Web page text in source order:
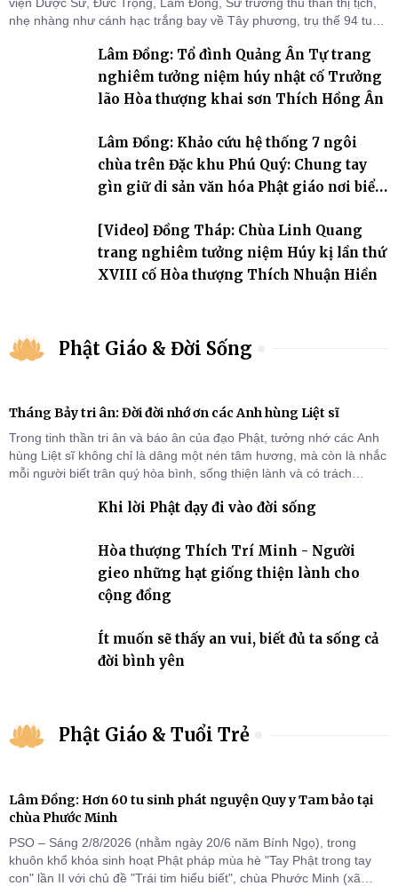
nhẹ nhàng như cánh hạc trắng bay về Tây phương, trụ thế 94 tuổi
Lâm Đồng: Tổ đình Quảng Ân Tự trang
nghiêm tưởng niệm húy nhật cố Trưởng
lão Hòa thượng khai sơn Thích Hồng Ân
Lâm Đồng: Khảo cứu hệ thống 7 ngôi
chùa trên Đặc khu Phú Quý: Chung tay
gìn giữ di sản văn hóa Phật giáo nơi biển
[Video] Đồng Tháp: Chùa Linh Quang
trang nghiêm tưởng niệm Húy kị lần thứ
XVIII cố Hòa thượng Thích Nhuận Hiền
Phật Giáo & Đời Sống
Tháng Bảy tri ân: Đời đời nhớ ơn các Anh hùng Liệt sĩ
Trong tinh thần tri ân và báo ân của đạo Phật, tưởng nhớ các Anh
hùng Liệt sĩ không chỉ là dâng một nén tâm hương, mà còn là nhắc
mỗi người biết trân quý hòa bình, sống thiện lành và có trách
Khi lời Phật dạy đi vào đời sống
Hòa thượng Thích Trí Minh - Người
gieo những hạt giống thiện lành cho
cộng đồng
Ít muốn sẽ thấy an vui, biết đủ ta sống cả
đời bình yên
Phật Giáo & Tuổi Trẻ
Lâm Đồng: Hơn 60 tu sinh phát nguyện Quy y Tam bảo tại
chùa Phước Minh
PSO – Sáng 2/8/2026 (nhằm ngày 20/6 năm Bính Ngọ), trong
khuôn khổ khóa sinh hoạt Phật pháp mùa hè "Tay Phật trong tay
con" lần II với chủ đề "Trái tim hiểu biết", chùa Phước Minh (xã